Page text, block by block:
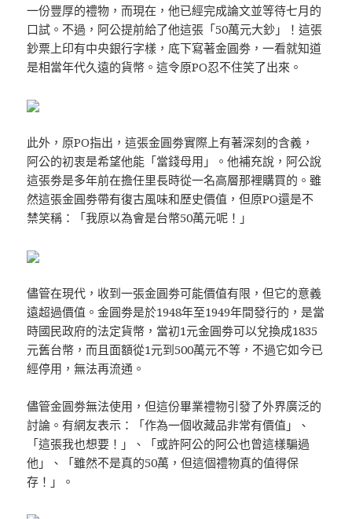
一份豐厚的禮物，而現在，他已經完成論文並等待七月的
口試。不過，阿公提前給了他這張「50萬元大鈔」！這張
鈔票上印有中央銀行字樣，底下寫著金圓劵，一看就知道
是相當年代久遠的貨幣。這令原PO忍不住笑了出來。
此外，原PO指出，這張金圓劵實際上有著深刻的含義，
阿公的初衷是希望他能「當錢母用」。他補充說，阿公說
這張劵是多年前在擔任里長時從一名高層那裡購買的。雖
然這張金圓劵帶有復古風味和歷史價值，但原PO還是不
禁笑稱：「我原以為會是台幣50萬元呢！」
儘管在現代，收到一張金圓劵可能價值有限，但它的意義
遠超過價值。金圓劵是於1948年至1949年間發行的，是當
時國民政府的法定貨幣，當初1元金圓劵可以兌換成1835
元舊台幣，而且面額從1元到500萬元不等，不過它如今已
經停用，無法再流通。
儘管金圓劵無法使用，但這份畢業禮物引發了外界廣泛的
討論。有網友表示：「作為一個收藏品非常有價值」、
「這張我也想要！」、「或許阿公的阿公也曾這樣騙過
他」、「雖然不是真的50萬，但這個禮物真的值得保
存！」。